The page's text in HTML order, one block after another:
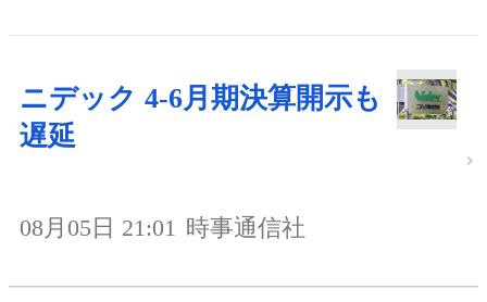
ニデック 4-6月期決算開示も
遅延
08月05日 21:01 時事通信社